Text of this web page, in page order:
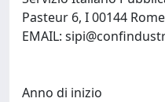
Pasteur 6, I 00144
EMAIL:
Anno di inizio